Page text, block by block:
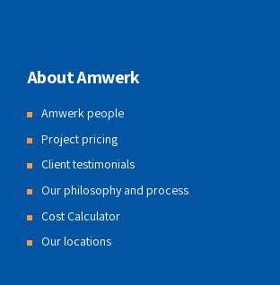
About Amwerk
Amwerk people
Project pricing
Client testimonials
Our philosophy and process
Cost Calculator
Our locations